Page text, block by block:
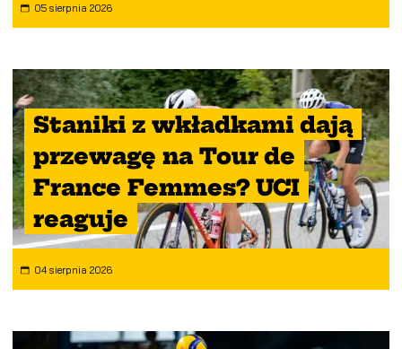
05 sierpnia 2026
Staniki z wkładkami dają
przewagę na Tour de
France Femmes? UCI
reaguje
04 sierpnia 2026